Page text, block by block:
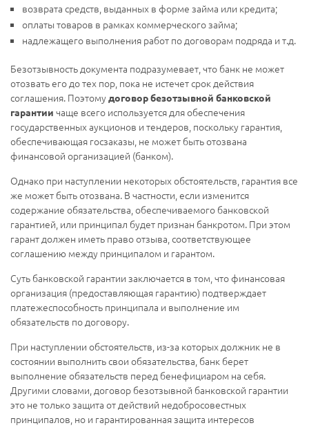
возврата средств, выданных в форме займа или кредита;
оплаты товаров в рамках коммерческого займа;
надлежащего выполнения работ по договорам подряда и т.д.
Безотзывность документа подразумевает, что банк не может
отозвать его до тех пор, пока не истечет срок действия
соглашения. Поэтомудоговор безотзывной банковской
гарантии чаще всего используется для обеспечения
государственных аукционов и тендеров, поскольку гарантия,
обеспечивающая госзаказы, не может быть отозвана
финансовой организацией (банком).
Однако при наступлении некоторых обстоятельств, гарантия все
же может быть отозвана. В частности, если изменится
содержание обязательства, обеспечиваемого банковской
гарантией, или принципал будет признан банкротом. При этом
гарант должен иметь право отзыва, соответствующее
соглашению между принципалом и гарантом.
Суть банковской гарантии заключается в том, что финансовая
организация (предоставляющая гарантию) подтверждает
платежеспособность принципала и выполнение им
обязательств по договору.
При наступлении обстоятельств, из-за которых должник не в
состоянии выполнить свои обязательства, банк берет
выполнение обязательств перед бенефициаром на себя.
Другими словами, договор безотзывной банковской гарантии
это не только защита от действий недобросовестных
принципалов, но и гарантированная защита интересов